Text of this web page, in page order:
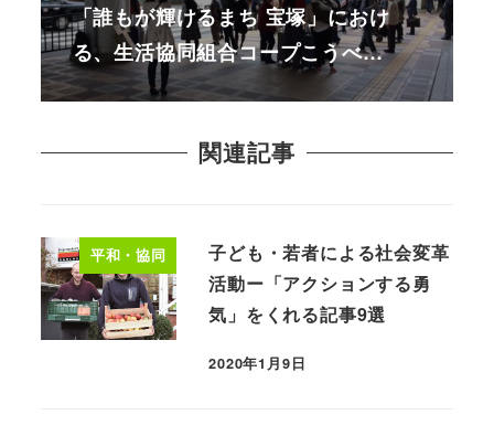
「誰もが輝けるまち 宝塚」におけ
る、生活協同組合コープこうべ…
関連記事
平和・協同
子ども・若者による社会変革
活動ー「アクションする勇
気」をくれる記事9選
2020年1月9日